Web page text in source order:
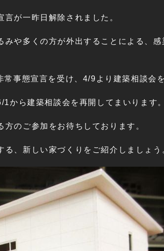
言が一昨日解除されました。
みや多くの方が外出することによる、
常事態宣言を受け、4/9より建築相談会
から建築相談会を再開してまいります。
のご参加をお待ちしております。
る、新しい家づくりをご紹介しましょう